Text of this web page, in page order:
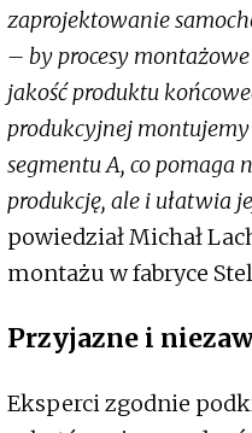
zaprojektowanie
– by procesy
jakość produktu
produkcyjnej
segmentu A, co
produkcję, ale i ułatwia
powiedział Michał
montażu w fabryce
Przyjazne i
Eksperci zgodnie